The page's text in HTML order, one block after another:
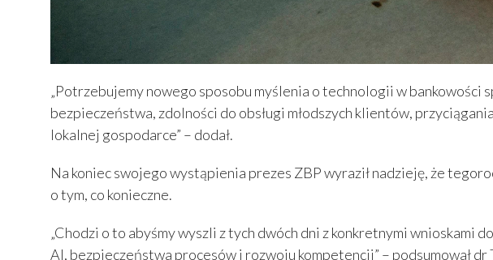
„Potrzebujemy nowego sposobu myślenia o technologii w bankowości
bezpieczeństwa, zdolności do obsługi młodszych klientów,
lokalnej gospodarce” – dodał.
Na koniec swojego wystąpienia prezes ZBP wyraził nadzieję, że
o tym, co konieczne.
„Chodzi o to abyśmy wyszli z tych dwóch dni z konkretnymi
AI, bezpieczeństwa procesów i rozwoju kompetencji” – podsumował dr